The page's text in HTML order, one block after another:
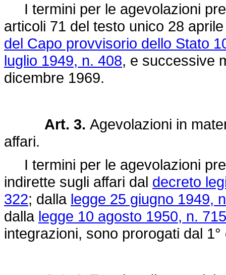
I termini per le agevolazioni
articoli 71 del testo unico 28
del Capo provvisorio dello Stato
luglio 1949, n. 408, e successive
dicembre 1969.
Art. 3. Agevolazioni in
affari.
I termini per le agevolazioni
indirette sugli affari dal decreto
322; dalla legge 25 giugno 1949,
dalla legge 10 agosto 1950, n. 715
integrazioni, sono prorogati dal